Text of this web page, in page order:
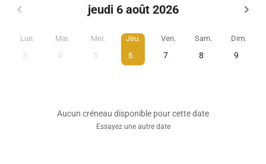
jeudi 6 août 2026
Lun.
3
Mar.
4
Mer.
5
Jeu.
6
Ven.
7
Sam.
8
Dim.
9
Aucun créneau disponible pour cette date
Essayez une autre date